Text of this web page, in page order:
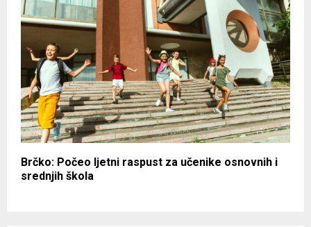
Brčko: Počeo ljetni raspust za učenike osnovnih i
srednjih škola